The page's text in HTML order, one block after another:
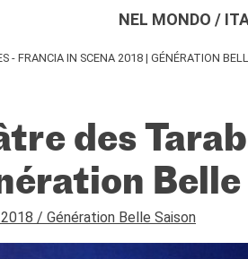
NEL MONDO /
- FRANCIA IN SCENA 2018 | GÉNÉRATION
des
Belle
/ Génération Belle Saison